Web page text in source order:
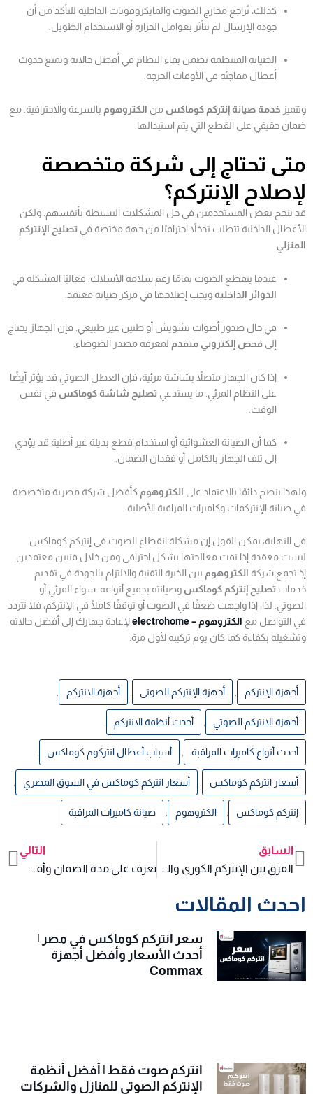
كذلك، تُراجع مخارج الصوت والمايكروفونات الداخلية للتأكد من أن
جودة الإرسال لم تتأثر بعوامل الحرارة أو الاستخدام الطويل.
الصيانة المنتظمة تضمن بقاء النظام في أفضل حالاته وتمنع حدوث
أعطال مفاجئة في الأوقات الحرجة.
وتتميز خدمة صيانة إنتركم كوماكس من الكتروهوم بالسرعة والاحترافية. مع
ضمان حقيقي على القطع التي يتم استبدالها.
متى تحتاج إلى شركة متخصصة
لإصلاح الإنتركم؟
قد ينجح بعض المستخدمين في حل المشكلات البسيطة بأنفسهم. ولكن
الأعطال الداخلية تتطلب تدخلاً احترافيًا من جهة مختصة في تصليح الإنتركم
المنزلي
عندما ينقطع الصوت تمامًا رغم سلامة الأسلاك. فغالبًا المشكلة في
الدوائر الداخليةويجب إصلاحها في مركز صيانة معتمد.
في حال صدور أصوات تشويش أو طنين غير طبيعي. فإن الجهاز يحتاج
إلى فحص إلكتروني متقدم لمعرفة مصدر الضوضاء.
إذا كان الجهاز متصلاً بشاشة مرئية، فإن العطل الصوتي قد يؤثر أيضًا
على النظام المرئي. ما يستدعي تصليح شاشة كوماكس في نفس
الوقت.
كما أن الصيانة العشوائية أو استخدام قطع بديلة غير أصلية قد يؤدي
إلى تلف الجهاز بالكامل أو فقدان الضمان.
ولهذا ينصح دائمًا بالاعتماد على الكتروهوم كأفضل شركة مصرية متخصصة
في صيانة الإنتركمات وكاميرات المراقبة الأصلية.
في النهاية، يمكن القول إن مشكلة انقطاع الصوت في إنتركم كوماكس
ليست معقدة إذا تمت معالجتها بشكل احترافي ومن خلال فنيين معتمدين.
إذ تجمع شركة الكتروهوم بين الخبرة التقنية والالتزام بالجودة في تقديم
خدمات تصليح إنتركم كوماكس وصيانته بجميع أنواعه. سواء المرئي أو
الصوتي. لذا، إذا واجهت ضعفًا في الصوت أو توقفًا كاملًا في الإنتركم، فلا تتردد
في التواصل مع الكتروهوم – electrohome
لإعادة جهازك إلى أفضل حالاته
وتشغيله بكفاءة كما كان يوم تركيبه لأول مرة.
أجهزة الإنتركم أجهزة الإنتركم الصوتي أجهزة الانتركم
أجهزة الانتركم الصوتي أحدث أنظمة الانتركم
أحدث أنواع كاميرات المراقبة أسباب أعطال انتركوم كوماكس
أسعار انتركم كوماكس أسعار انتركم كوماكس في السوق المصري
إنتركم كوماكس الكتروهوم صيانة كاميرات المراقبة
Prev
السابق
الفرق بين الإنتركم الكوري والمصري
التالي
تعرف على مدة الضمان وأفضل مراكز الصيانة لإنتركم كوماكس
احدث المقالات
سعر انتركم كوماكس في مصر |
أحدث الأسعار وأفضل أجهزة
Commax
انتركم صوت فقط | أفضل أنظمة
الإنتركم الصوتي للمنازل والشركات